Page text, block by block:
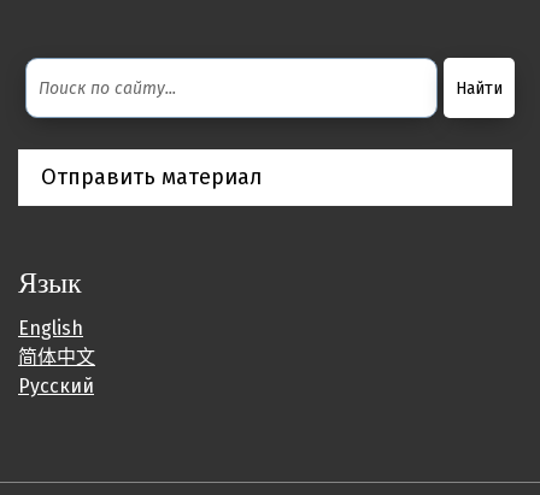
Отправить материал
Язык
English
简体中文
Русский